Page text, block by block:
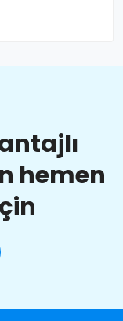
hemen